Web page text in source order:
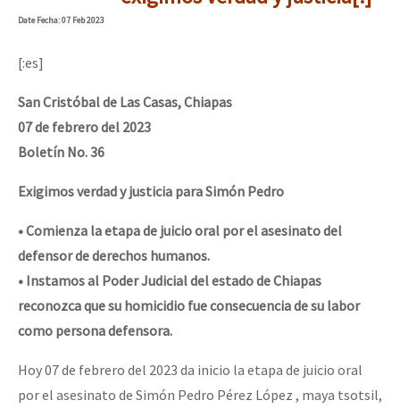
Mundo
Megaproyectos
Migración
Mujeres
Niñxs
ETIQUETAS
Audio
Dia 1: Encontro “Guerra contra a Humanidade”
[CDMX – 20 julio] Jornadas globales por la libertad de Jesús
“Sonhando a Terra do Bem Virá” se publica no Estado Espanhol
Se o México sabe, que o mundo saiba! Nossas lutas pela
[25 abr – CDMX] Tokín por el CNI: 30 años de Resistencia y
DateFecha: 07 Feb 2023
[:es]
San Cristóbal de Las Casas, Chiapas
07 de febrero del 2023
Boletín No. 36
Exigimos verdad y justicia para Simón Pedro
• Comienza la etapa de juicio oral por el asesinato del
defensor de derechos humanos.
• Instamos al Poder Judicial del estado de Chiapas
reconozca que su homicidio fue consecuencia de su labor
como persona defensora.
Hoy 07 de febrero del 2023 da inicio la etapa de juicio oral
por el asesinato de Simón Pedro Pérez López , maya tsotsil,